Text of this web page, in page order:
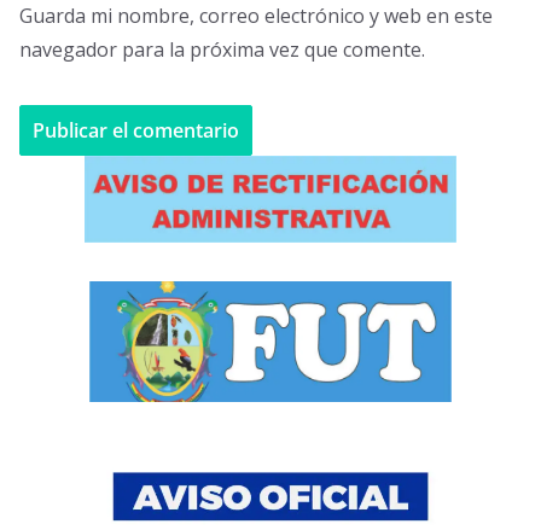
Guarda mi nombre, correo electrónico y web en este
navegador para la próxima vez que comente.